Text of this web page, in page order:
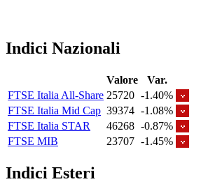
Indici Nazionali
Valore
Var.
FTSE Italia All-Share 25720 -1.40%
FTSE Italia Mid Cap 39374 -1.08%
FTSE Italia STAR
46268 -0.87%
FTSE MIB
23707 -1.45%
Indici Esteri